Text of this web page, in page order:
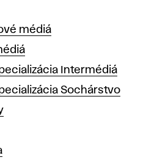
médiá
Intermédiá
Sochárstvo